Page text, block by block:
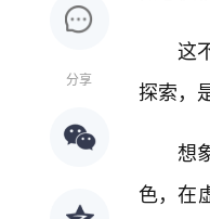
分享
这
探索，
想
色，在